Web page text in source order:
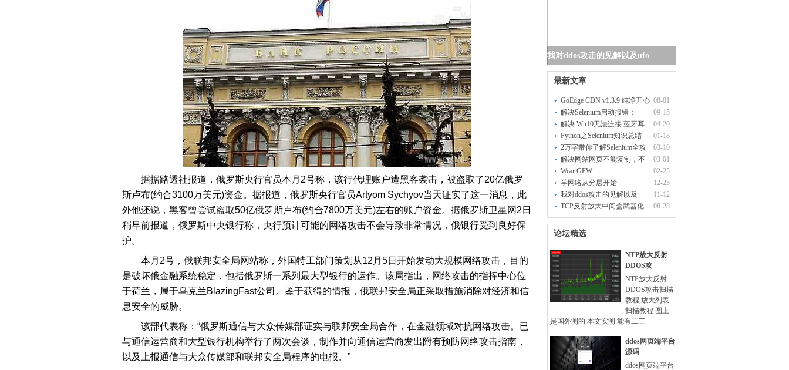
据据路透社报道，俄罗斯央行官员本月2号称，该行代理账户遭黑客袭击，被盗取了20亿俄罗
斯卢布(约合3100万美元)资金。据报道，俄罗斯央行官员Artyom Sychyov当天证实了这一消息，此
外他还说，黑客曾尝试盗取50亿俄罗斯卢布(约合7800万美元)左右的账户资金。据俄罗斯卫星网2日
稍早前报道，俄罗斯中央银行称，央行预计可能的网络攻击不会导致非常情况，俄银行受到良好保
护。
本月2号，俄联邦安全局网站称，外国特工部门策划从12月5日开始发动大规模网络攻击，目的
是破坏俄金融系统稳定，包括俄罗斯一系列最大型银行的运作。该局指出，网络攻击的指挥中心位
于荷兰，属于乌克兰BlazingFast公司。鉴于获得的情报，俄联邦安全局正采取措施消除对经济和信
息安全的威胁。
该部代表称：“俄罗斯通信与大众传媒部证实与联邦安全局合作，在金融领域对抗网络攻击。已
与通信运营商和大型银行机构举行了两次会谈，制作并向通信运营商发出附有预防网络攻击指南，
以及上报通信与大众传媒部和联邦安全局程序的电报。”
我对ddos攻击的见解以及ufo
最新文章
08-01
GoEdge CDN v1.3.9 纯净开心
版部
09-15
解决Selenium启动报错：
WebDrive
04-20
解决 Wn10无法连接 蓝牙耳
机
01-18
Python之Selenium知识总结
03-10
2万字带你了解Selenium全攻
略
03-01
解决网站网页不能复制，不
能右键
02-25
Wear GFW
12-23
学网络从分层开始
11-12
我对ddos攻击的见解以及
ufonet和
08-28
TCP反射放大中间盒武器化
论坛精选
NTP放大反射
DDOS攻
NTP放大反射
DDOS攻击扫描
教程,放大列表
扫描教程 图上
是国外测的 本文实测 能有二三
ddos网页端平台
源码
ddos网页端平台